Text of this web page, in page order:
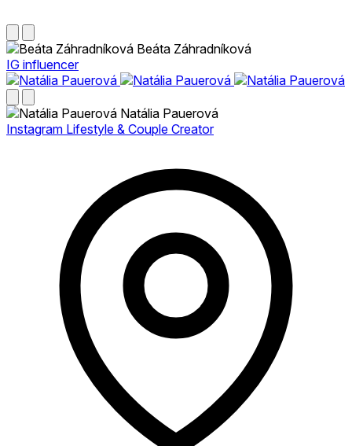
Beáta Záhradníková
IG influencer
Natália Pauerová
Instagram Lifestyle & Couple Creator